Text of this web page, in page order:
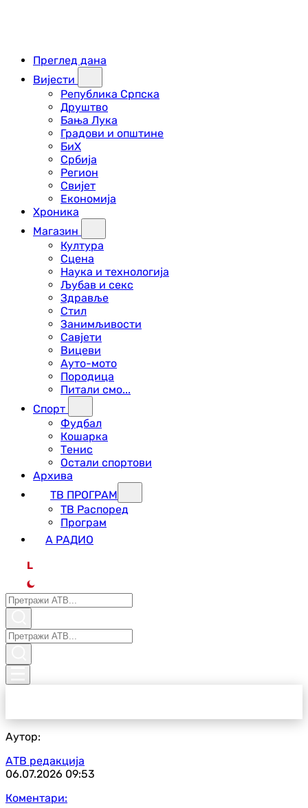
Преглед дана
Вијести
Република Српска
Друштво
Бања Лука
Градови и општине
БиХ
Србија
Регион
Свијет
Економија
Хроника
Магазин
Култура
Сцена
Наука и технологија
Љубав и секс
Здравље
Стил
Занимљивости
Савјети
Вицеви
Ауто-мото
Породица
Питали смо...
Спорт
Фудбал
Кошарка
Тенис
Остали спортови
Архива
ТВ ПРОГРАМ
ТВ Распоред
Програм
А РАДИО
L
Аутор:
АТВ редакција
06.07.2026 09:53
Коментари: